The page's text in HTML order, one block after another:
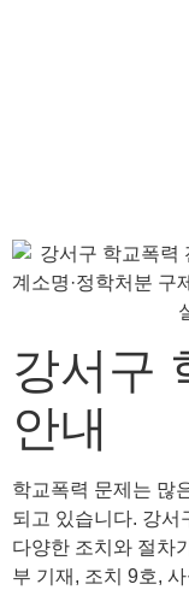
강서구
안내
학교폭력 문제는 많
되고 있습니다. 강서
다양한 조치와 절차
부 기재, 조치 9호,